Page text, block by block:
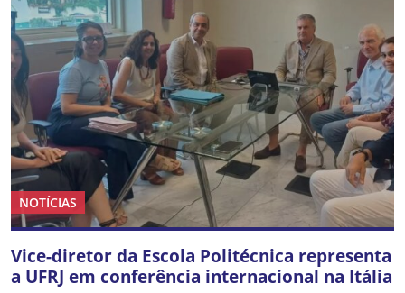
NOTÍCIAS
Vice-diretor da Escola Politécnica representa
a UFRJ em conferência internacional na Itália